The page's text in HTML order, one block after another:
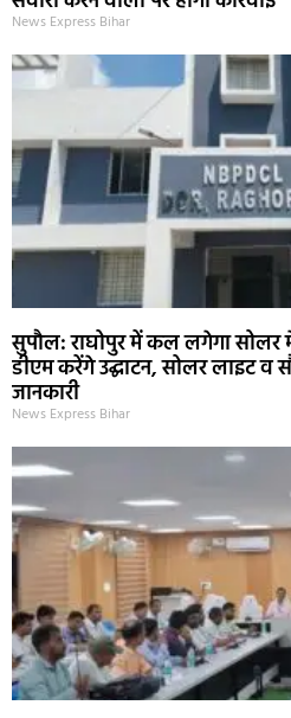
News Express Bihar
सुपौल: राघोपुर में कल लगेगा सोलर
डीएम करेंगे उद्घाटन, सोलर लाइट व
जानकारी
News Express Bihar